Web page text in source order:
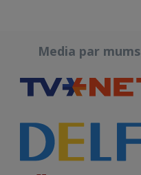
Media par mums